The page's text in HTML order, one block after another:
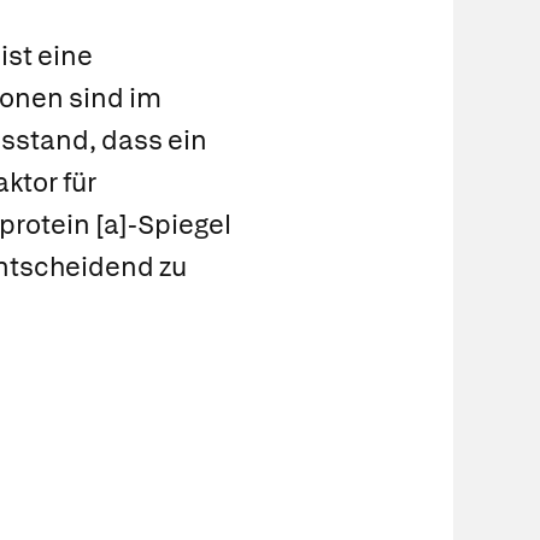
eine
sind im
dass ein
für
[a]-Spiegel
zu